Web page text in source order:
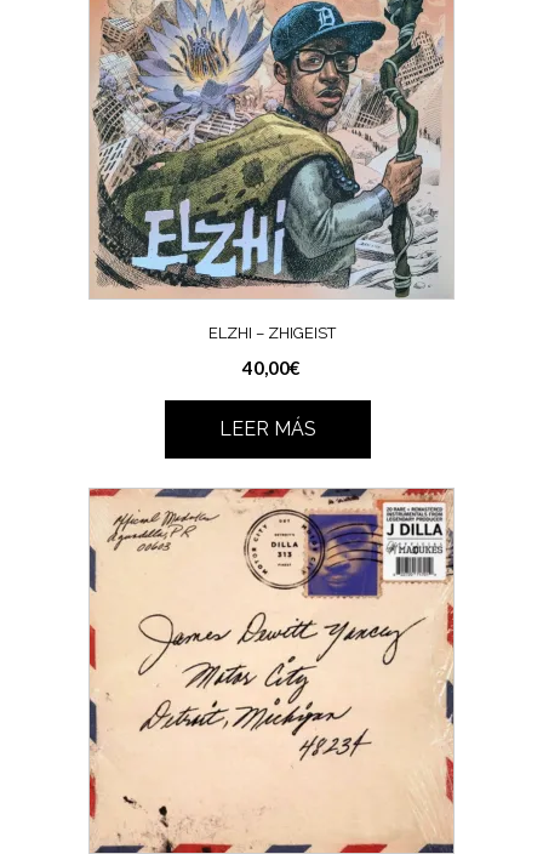
ELZHI – ZHIGEIST
40,00€
LEER MÁS